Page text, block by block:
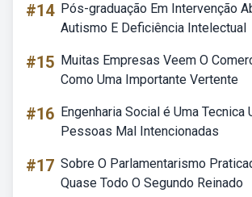
#14 Pós-graduação Em Intervenção
Autismo E Deficiência Intelectual
#15 Muitas Empresas Veem O
Como Uma Importante Vertente
#16 Engenharia Social é Uma Tecnica
Pessoas Mal Intencionadas
#17 Sobre O Parlamentarismo
Quase Todo O Segundo Reinado